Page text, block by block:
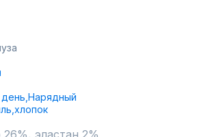
Нарядный
хлопок
эластан 2%